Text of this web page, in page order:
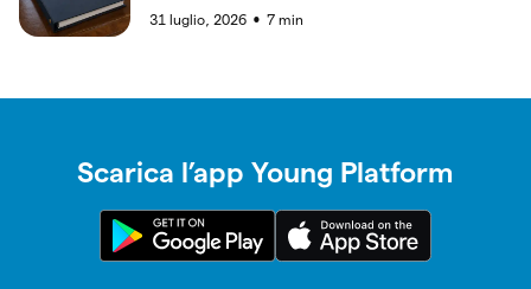
31 luglio, 2026 ● 7 min
Scarica l’app Young Platform